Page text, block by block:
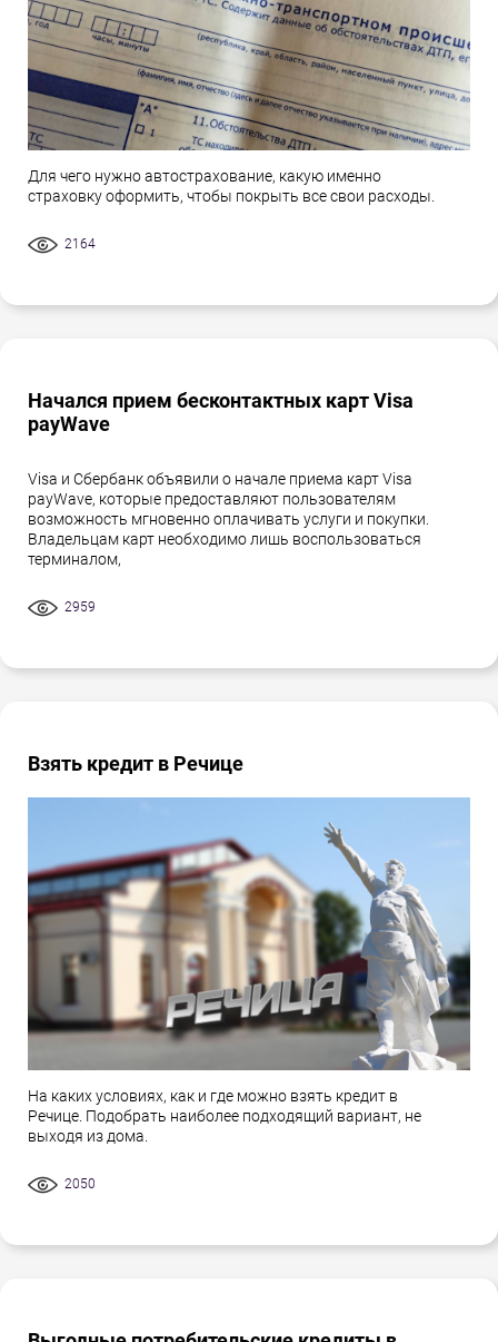
Для чего нужно автострахование, какую именно
страховку оформить, чтобы покрыть все свои расходы.
2164
Начался прием бесконтактных карт Visa
payWave
Visa и Сбербанк объявили о начале приема карт Visa
payWave, которые предоставляют пользователям
возможность мгновенно оплачивать услуги и покупки.
Владельцам карт необходимо лишь воспользоваться
терминалом,
2959
Взять кредит в Речице
На каких условиях, как и где можно взять кредит в
Речице. Подобрать наиболее подходящий вариант, не
выходя из дома.
2050